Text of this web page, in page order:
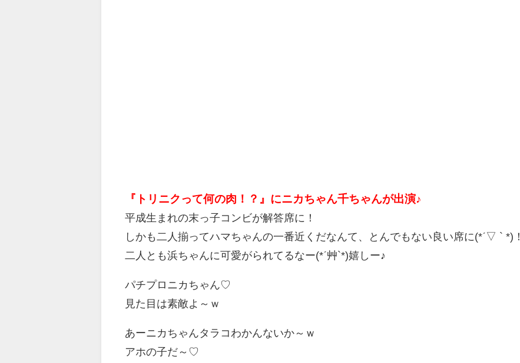
『トリニクって何の肉！？』にニカちゃん千ちゃんが出演♪
平成生まれの末っ子コンビが解答席に！
しかも二人揃ってハマちゃんの一番近くだなんて、とんでもない良い席に(*ˊ▽ ` *)！
二人とも浜ちゃんに可愛がられてるなー(*ˊ艸`*)嬉しー♪
パチプロニカちゃん♡
見た目は素敵よ～ｗ
あーニカちゃんタラコわかんないか～ｗ
アホの子だ～♡